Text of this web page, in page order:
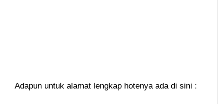
Adapun untuk alamat lengkap hotenya ada di sini :